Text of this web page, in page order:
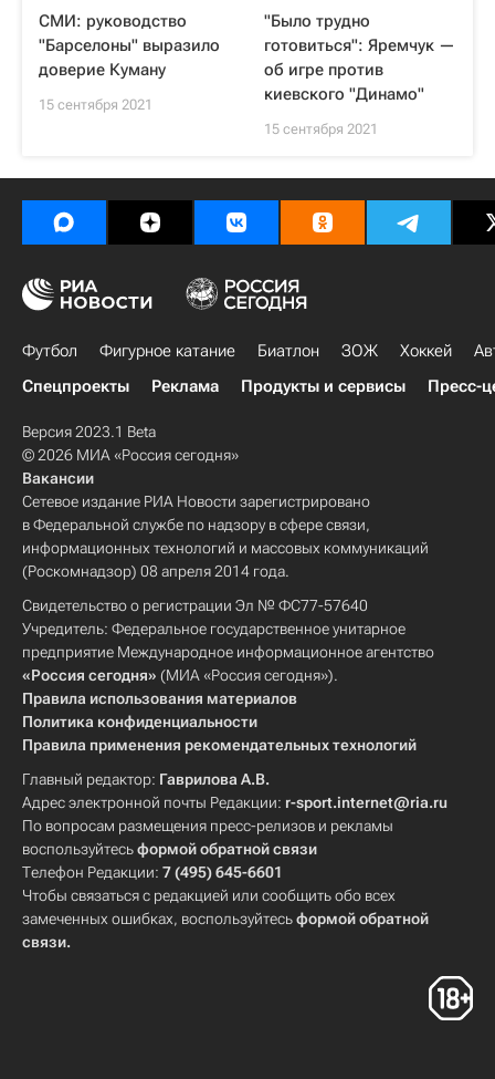
СМИ: руководство
"Барселоны" выразило
доверие Куману
15 сентября 2021
"Было трудно
готовиться": Яремчук —
об игре против
киевского "Динамо"
15 сентября 2021
Футбол Фигурное катание Биатлон ЗОЖ Хоккей
Спецпроекты
Реклама Продукты и сервисы Пресс-
Версия 2023.1 Beta
© 2026 МИА «Россия сегодня»
Вакансии
Сетевое издание РИА Новости зарегистрировано
в Федеральной службе по надзору в сфере связи,
информационных технологий и массовых коммуникаций
(Роскомнадзор) 08 апреля 2014 года.
Свидетельство о регистрации Эл № ФС77-57640
Учредитель: Федеральное государственное унитарное
предприятие Международное информационное агентство
«Россия сегодня» (МИА «Россия сегодня»).
Правила использования материалов
Политика конфиденциальности
Правила применения рекомендательных технологий
Главный редактор: Гаврилова А.В.
Адрес электронной почты Редакции: r-sport.internet@ria.ru
По вопросам размещения пресс-релизов и рекламы
воспользуйтесьформой обратной связи
Телефон Редакции: 7 (495) 645-6601
Чтобы связаться с редакцией или сообщить обо всех
замеченных ошибках, воспользуйтесьформой обратной
связи.